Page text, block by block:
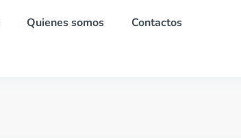
Quienes somos Contactos